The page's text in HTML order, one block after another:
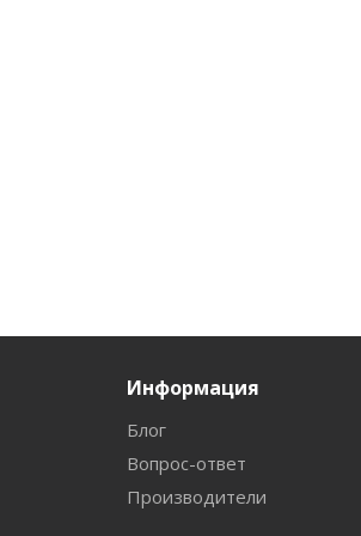
Информация
Блог
Вопрос-ответ
Производители